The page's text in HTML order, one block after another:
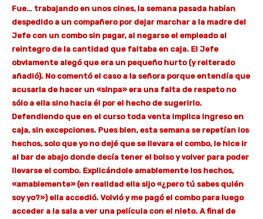
Fue… trabajando en unos cines, la semana pasada habían
despedido a un compañero por dejar marchar a la madre del
Jefe con un combo sin pagar, al negarse el empleado al
reintegro de la cantidad que faltaba en caja. El Jefe
obviamente alegó que era un pequeño hurto (y reiterado
añadió). No comentó el caso a la señora porque entendía que
acusarla de hacer un «sinpa» era una falta de respeto no
sólo a ella sino hacia él por el hecho de sugerirlo.
Defendiendo que en el curso toda venta implica ingreso en
caja, sin excepciones. Pues bien, esta semana se repetían los
hechos, solo que yo no dejé que se llevara el combo, le hice ir
al bar de abajo donde decía tener el bolso y volver para poder
llevarse el combo. Explicándole amablemente los hechos,
«amablemente» (en realidad ella sijo «¿pero tú sabes quién
soy yo?») ella accedió. Volvió y me pagó el combo para luego
acceder a la sala a ver una película con el nieto. A final de